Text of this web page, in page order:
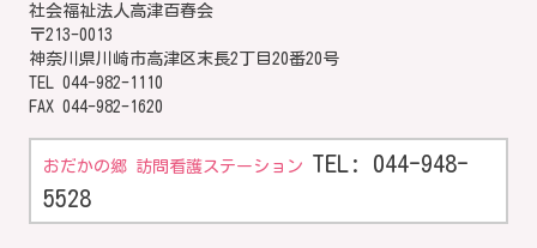
社会福祉法人高津百春会
〒213-0013
神奈川県川崎市高津区末長2丁目20番20号
TEL 044-982-1110
FAX 044-982-1620
おだかの郷 訪問看護ステーション TEL: 044-948-
5528